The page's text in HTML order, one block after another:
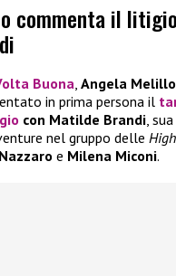
commenta il
Buona Angela Melillo
in prima persona il
con Matilde Brandi ,
nel gruppo delle
e Milena Miconi.